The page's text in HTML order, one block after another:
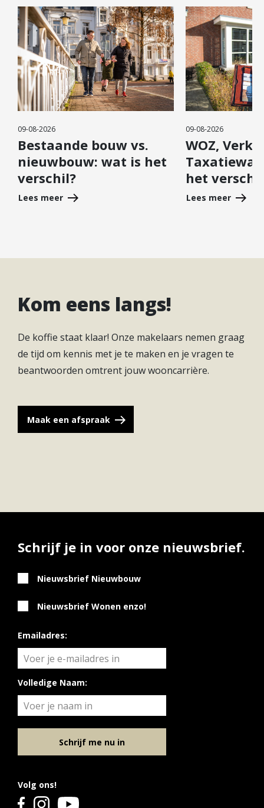
09-08-2026
Bestaande bouw vs.
nieuwbouw: wat is het
verschil?
Lees meer
09-08-2026
WOZ,
het
Lees meer
Kom eens langs!
De koffie staat klaar! Onze makelaars nemen graag
de tijd om kennis met je te maken en je vragen te
beantwoorden omtrent jouw wooncarrière.
Maak een afspraak
Volg ons!
Schrijf je in voor onze nieuwsbrief.
Nieuwsbrief Nieuwbouw
Nieuwsbrief Wonen enzo!
Emailadres:
Volledige Naam:
Schrijf me nu in